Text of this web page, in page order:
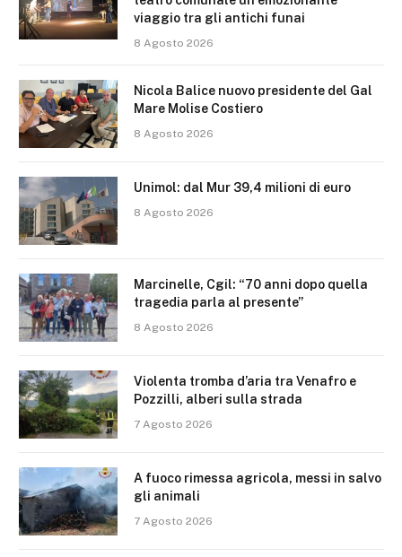
viaggio tra gli antichi funai
8 Agosto 2026
Nicola Balice nuovo presidente del Gal
Mare Molise Costiero
8 Agosto 2026
Unimol: dal Mur 39,4 milioni di euro
8 Agosto 2026
Marcinelle, Cgil: “70 anni dopo quella
tragedia parla al presente”
8 Agosto 2026
Violenta tromba d’aria tra Venafro e
Pozzilli, alberi sulla strada
7 Agosto 2026
A fuoco rimessa agricola, messi in salvo
gli animali
7 Agosto 2026